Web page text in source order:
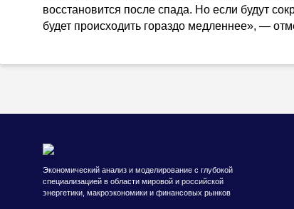
восстановится после спада. Но если будут
будет происходить гораздо медленнее», —
Экономический анализ и моделирование с глубокой
специализацией в области мировой и российской
энергетики, макроэкономики и финансовых рынков